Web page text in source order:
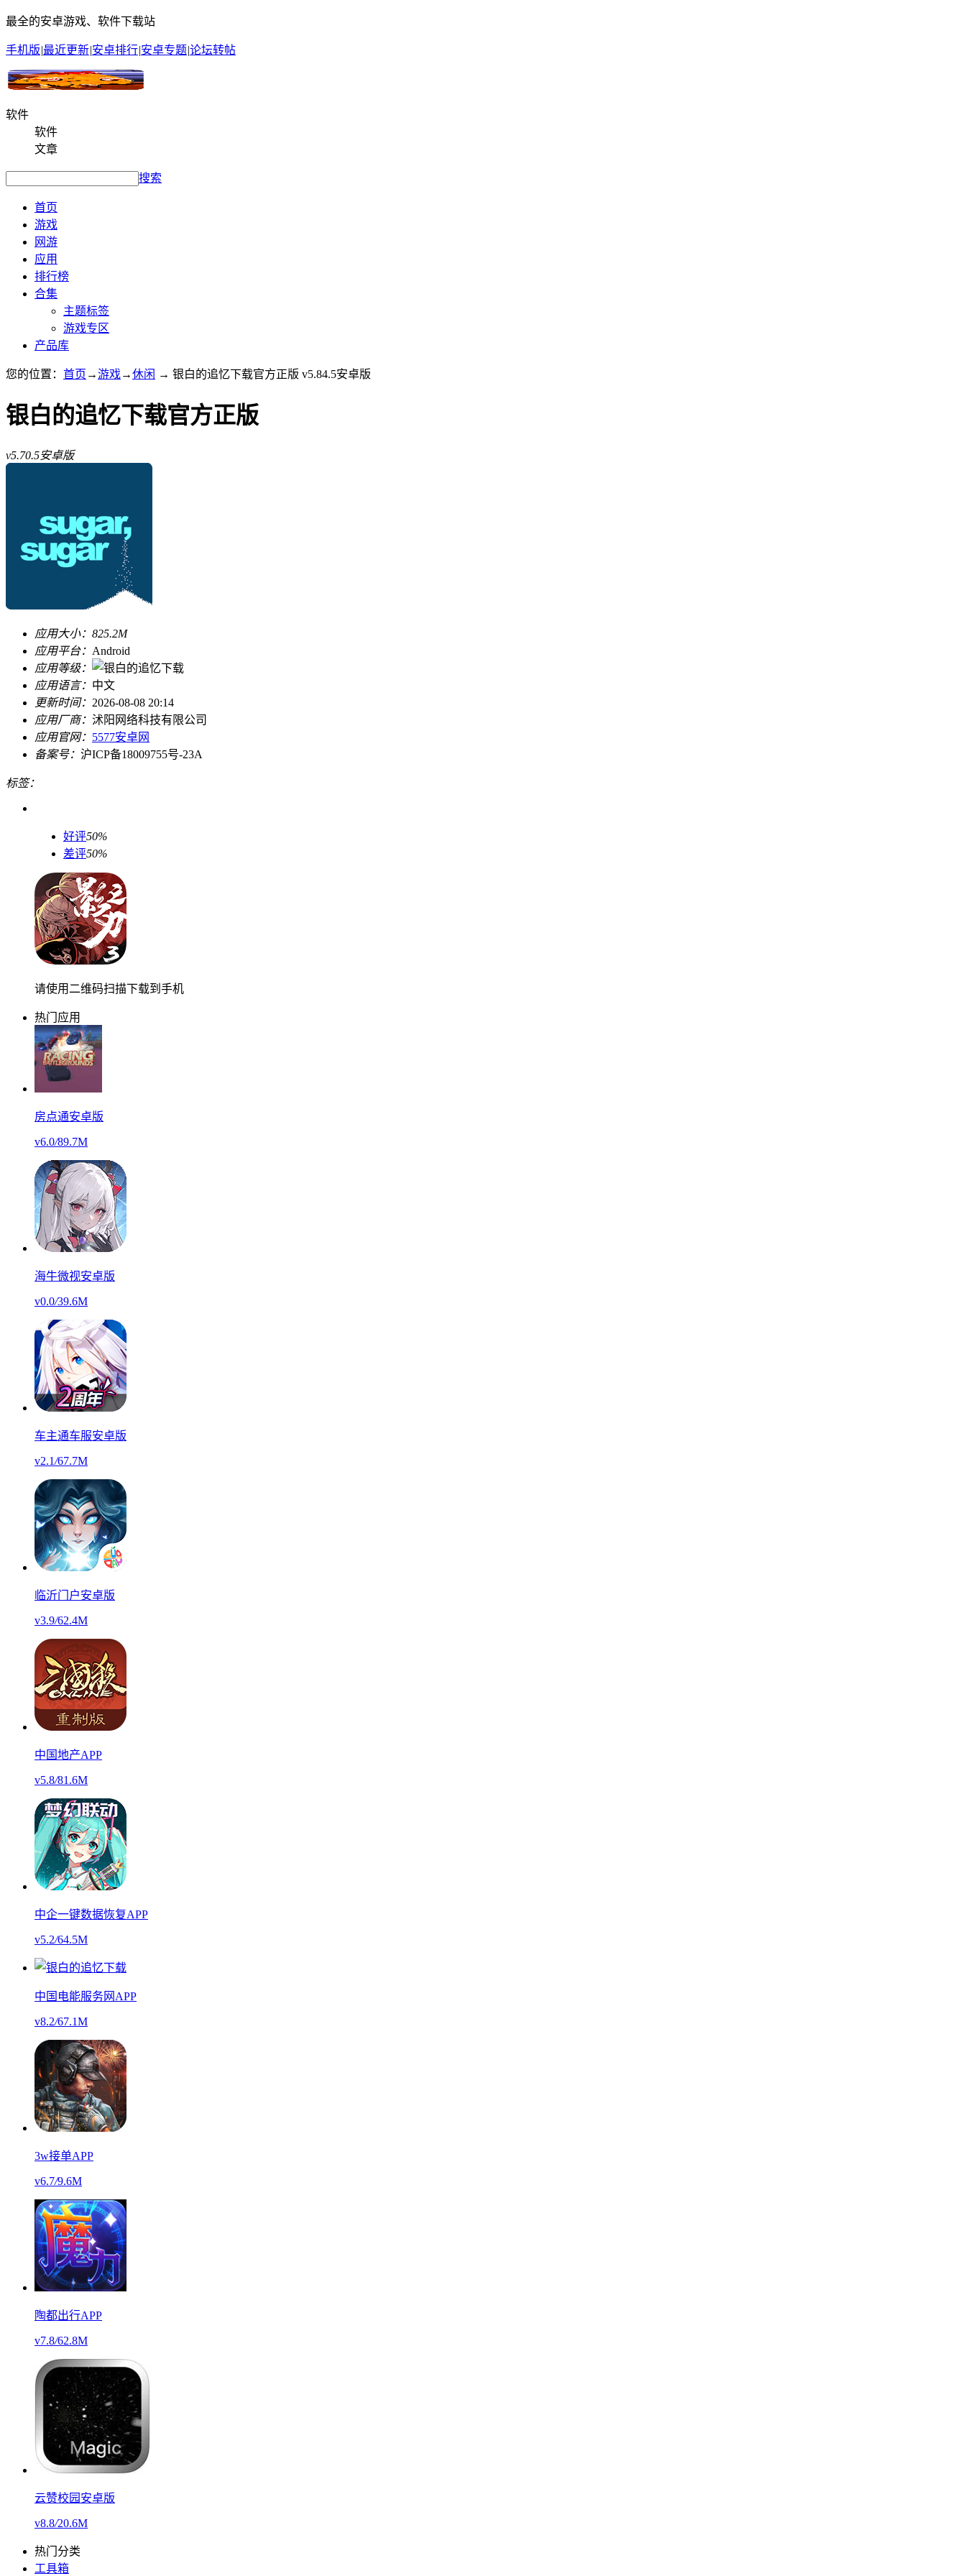
最全的安卓游戏、软件下载站
手机版|最近更新|安卓排行|安卓专题|论坛转帖
软件
软件
文章
搜索
首页
游戏
网游
应用
排行榜
合集
主题标签
游戏专区
产品库
您的位置： 首页 →游戏→休闲 → 银白的追忆下载官方正版 v5.84.5安卓版
银白的追忆下载官方正版
v5.70.5安卓版
应用大小： 825.2M
应用平台： Android
应用等级：
应用语言： 中文
更新时间： 2026-08-08 20:14
应用厂商： 沭阳网络科技有限公司
应用官网： 5577安卓网
备案号： 沪ICP备18009755号-23A
标签：
好评50%
差评50%
请使用二维码扫描下载到手机
热门应用
房点通安卓版
v6.0/89.7M
海牛微视安卓版
v0.0/39.6M
车主通车服安卓版
v2.1/67.7M
临沂门户安卓版
v3.9/62.4M
中国地产APP
v5.8/81.6M
中企一键数据恢复APP
v5.2/64.5M
中国电能服务网APP
v8.2/67.1M
3w接单APP
v6.7/9.6M
陶都出行APP
v7.8/62.8M
云赞校园安卓版
v8.8/20.6M
热门分类
工具箱